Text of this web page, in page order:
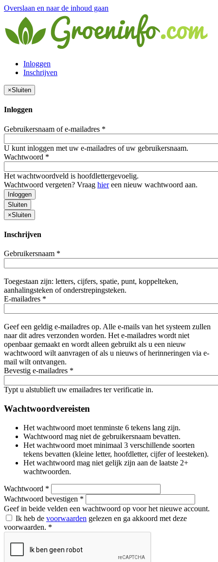
Overslaan en naar de inhoud gaan
Inloggen
Inschrijven
×Sluiten
Inloggen
Gebruikersnaam of e-mailadres *
U kunt inloggen met uw e-mailadres of uw gebruikersnaam.
Wachtwoord *
Het wachtwoordveld is hoofdlettergevoelig.
Wachtwoord vergeten? Vraag hiereen nieuw wachtwoord aan.
Inloggen
Sluiten
×Sluiten
Inschrijven
Gebruikersnaam *
Toegestaan zijn: letters, cijfers, spatie, punt, koppelteken,
aanhalingsteken of onderstrepingsteken.
E-mailadres *
Geef een geldig e-mailadres op. Alle e-mails van het systeem zullen
naar dit adres verzonden worden. Het e-mailadres wordt niet
openbaar gemaakt en wordt alleen gebruikt als u een nieuw
wachtwoord wilt aanvragen of als u nieuws of herinneringen via e-
mail wilt ontvangen.
Bevestig e-mailadres *
Typt u alstublieft uw emailadres ter verificatie in.
Wachtwoordvereisten
Het wachtwoord moet tenminste 6 tekens lang zijn.
Wachtwoord mag niet de gebruikersnaam bevatten.
Het wachtwoord moet minimaal 3 verschillende soorten
tekens bevatten (kleine letter, hoofdletter, cijfer of leesteken).
Het wachtwoord mag niet gelijk zijn aan de laatste 2+
wachtwoorden.
Wachtwoord *
Wachtwoord bevestigen *
Geef in beide velden een wachtwoord op voor het nieuwe account.
Ik heb de voorwaarden gelezen en ga akkoord met deze
voorwaarden. *